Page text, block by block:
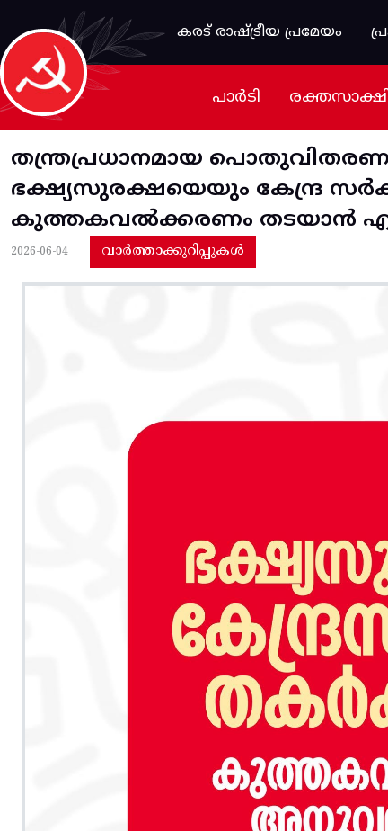
Skip to main content
കരട് രാഷ്ട്രീയ പ്രമേയം
പാർടി
തന്ത്രപ്രധാനമായ പൊതുവിതരണ
ഭക്ഷ്യസുരക്ഷയെയും കേന്ദ്ര
കുത്തകവൽക്കരണം തടയാൻ
2026-06-04 വാർത്താക്കുറിപ്പുകൾ